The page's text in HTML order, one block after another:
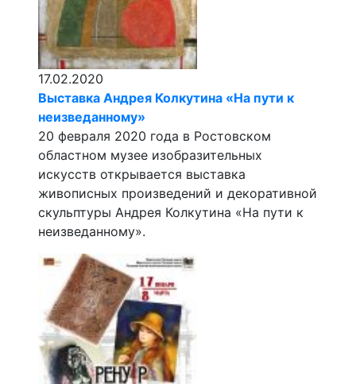
17.02.2020
Выставка Андрея Колкутина «На пути к
неизведанному»
20 февраля 2020 года в Ростовском
областном музее изобразительных
искусств открывается выставка
живописных произведений и декоративной
скульптуры Андрея Колкутина «На пути к
неизведанному».